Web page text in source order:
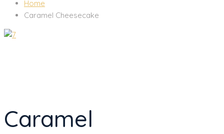
Home
Caramel Cheesecake
Caramel